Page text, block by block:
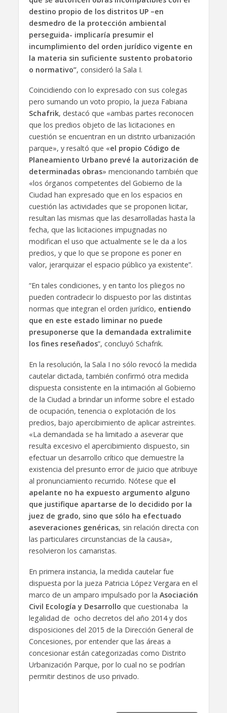
destino propio de los distritos UP –en
desmedro de la protección ambiental
perseguida- implicaría presumir el
incumplimiento del orden jurídico vigente en
la materia sin suficiente sustento probatorio
o normativo”, consideró la Sala I.
Coincidiendo con lo expresado con sus colegas
pero sumando un voto propio, la jueza Fabiana
Schafrik, destacó que «ambas partes reconocen
que los predios objeto de las licitaciones en
cuestión se encuentran en un distrito urbanización
parque», y resaltó que «el propio Código de
Planeamiento Urbano prevé la autorización de
determinadas obras» mencionando también que
«los órganos competentes del Gobierno de la
Ciudad han expresado que en los espacios en
cuestión las actividades que se proponen licitar,
resultan las mismas que las desarrolladas hasta la
fecha, que las licitaciones impugnadas no
modifican el uso que actualmente se le da a los
predios, y que lo que se propone es poner en
valor, jerarquizar el espacio público ya existente”.
“En tales condiciones, y en tanto los pliegos no
pueden contradecir lo dispuesto por las distintas
normas que integran el orden jurídico, entiendo
que en este estado liminar no puede
presuponerse que la demandada extralimite
los fines reseñados”, concluyó Schafrik.
En la resolución, la Sala I no sólo revocó la medida
cautelar dictada, también confirmó otra medida
dispuesta consistente en la intimación al Gobierno
de la Ciudad a brindar un informe sobre el estado
de ocupación, tenencia o explotación de los
predios, bajo apercibimiento de aplicar astreintes.
«La demandada se ha limitado a aseverar que
resulta excesivo el apercibimiento dispuesto, sin
efectuar un desarrollo crítico que demuestre la
existencia del presunto error de juicio que atribuye
al pronunciamiento recurrido. Nótese que el
apelante no ha expuesto argumento alguno
que justifique apartarse de lo decidido por la
juez de grado, sino que sólo ha efectuado
aseveraciones genéricas, sin relación directa con
las particulares circunstancias de la causa»,
resolvieron los camaristas.
En primera instancia, la medida cautelar fue
dispuesta por la jueza Patricia López Vergara en el
marco de un amparo impulsado por la Asociación
Civil Ecología y Desarrollo que cuestionaba la
legalidad de ocho decretos del año 2014 y dos
disposiciones del 2015 de la Dirección General de
Concesiones, por entender que las áreas a
concesionar están categorizadas como Distrito
Urbanización Parque, por lo cual no se podrían
permitir destinos de uso privado.